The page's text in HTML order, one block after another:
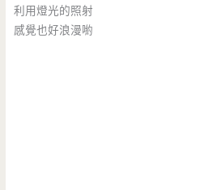
利用燈光的照射
感覺也好浪漫喲